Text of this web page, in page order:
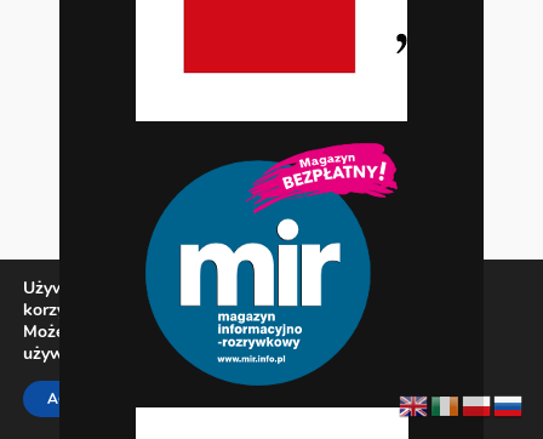
Używamy ciasteczek, aby zapewnić najlepszą jakość
korzystania z naszej witryny.
Możesz dowiedzieć się więcej o tym, jakich ciasteczek
używamy, lub wyłączyć je wustawieniach
ACCEPT Zamknij panel